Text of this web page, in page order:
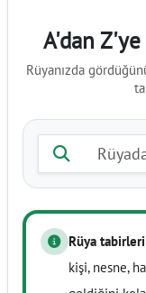
A'dan
Rüyanızda
Rüya tabiri ara
Rüya
kişi, nesne,